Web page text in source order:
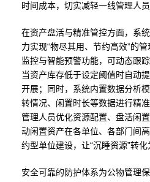
时间成本，切实减轻一线管理人员
在资产盘活与精准管控方面，系
力实现“物尽其用、节约高效”的
监控与智能预警功能，可动态跟
当资产库存低于设定阈值时自动
开展；同时，系统内置数据分析
转情况、闲置时长等数据进行精
管理人员优化资源配置、盘活闲
动闲置资产在各单位、各部门间
约型单位建设，让“沉睡资源”转化
安全可靠的防护体系为公物管理